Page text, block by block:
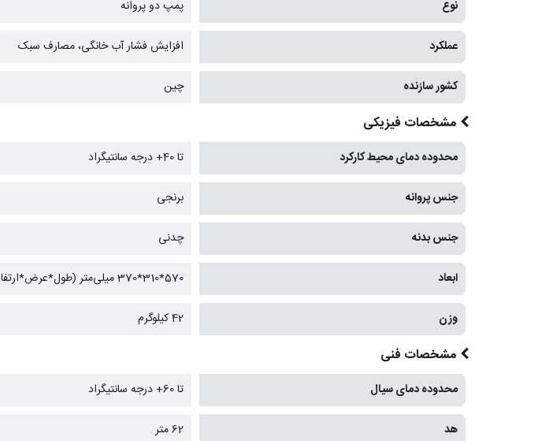
نوع پمپ دو پروانه
عملکرد افزایش فشار آب خانگی، مصارف سبک
کشور سازنده چین
مشخصات فیزیکی
محدوده دمای محیط کارکرد تا 40+ درجه سانتیگراد
جنس پروانه برنجی
جنس بدنه چدنی
ابعاد 570*310*370 میلی‌متر (طول*عرض*ارتفاع)
وزن 42 کیلوگرم
مشخصات فنی
محدوده دمای سیال تا 60+ درجه سانتیگراد
هد 62 متر